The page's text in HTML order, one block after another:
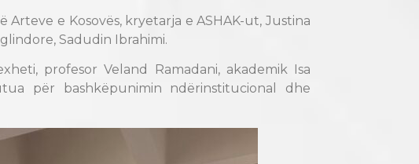
e Kosovës, kryetarja e ASHAK-ut, Justina
Sadudin Ibrahimi.
profesor Veland Ramadani, akademik Isa
për bashkëpunimin ndërinstitucional dhe